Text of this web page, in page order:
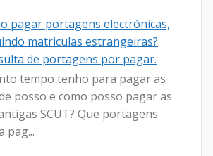
pagar portagens electrónicas,
matriculas estrangeiras?
de portagens por pagar.
tempo tenho para pagar as
posso e como posso pagar as
SCUT? Que portagens
pag...